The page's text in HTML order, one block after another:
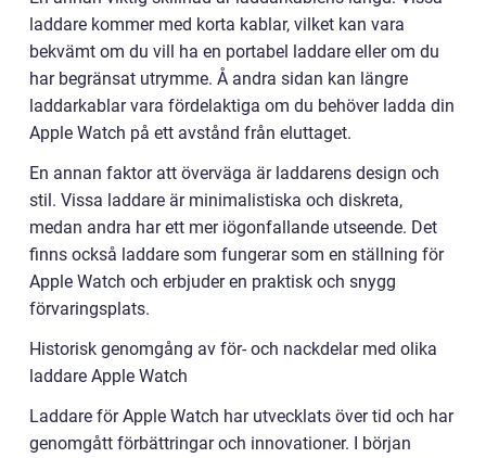
laddare kommer med korta kablar, vilket kan vara
bekvämt om du vill ha en portabel laddare eller om du
har begränsat utrymme. Å andra sidan kan längre
laddarkablar vara fördelaktiga om du behöver ladda din
Apple Watch på ett avstånd från eluttaget.
En annan faktor att överväga är laddarens design och
stil. Vissa laddare är minimalistiska och diskreta,
medan andra har ett mer iögonfallande utseende. Det
finns också laddare som fungerar som en ställning för
Apple Watch och erbjuder en praktisk och snygg
förvaringsplats.
Historisk genomgång av för- och nackdelar med olika
laddare Apple Watch
Laddare för Apple Watch har utvecklats över tid och har
genomgått förbättringar och innovationer. I början